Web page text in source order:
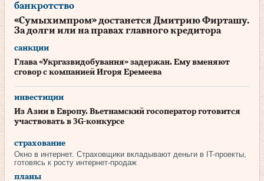
банкротство
«Сумыхимпром» достанется Дмитрию Фирташу.
За долги или на правах главного кредитора
санкции
Глава «Укргазвидобування» задержан. Ему вменяют
сговор с компанией Игоря Еремеева
инвестиции
Из Азии в Европу. Вьетнамский госоператор готовится
участвовать в 3G-конкурсе
страхование
Окно в интернет. Страховщики вкладывают деньги в IT-проекты,
готовясь к росту интернет-продаж
планы